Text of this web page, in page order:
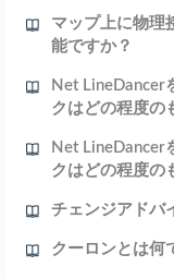
マップ上に物理
能ですか？
Net LineDancer
クはどの程度の
Net LineDancer
クはどの程度の
チェンジアドバ
クーロンとは何